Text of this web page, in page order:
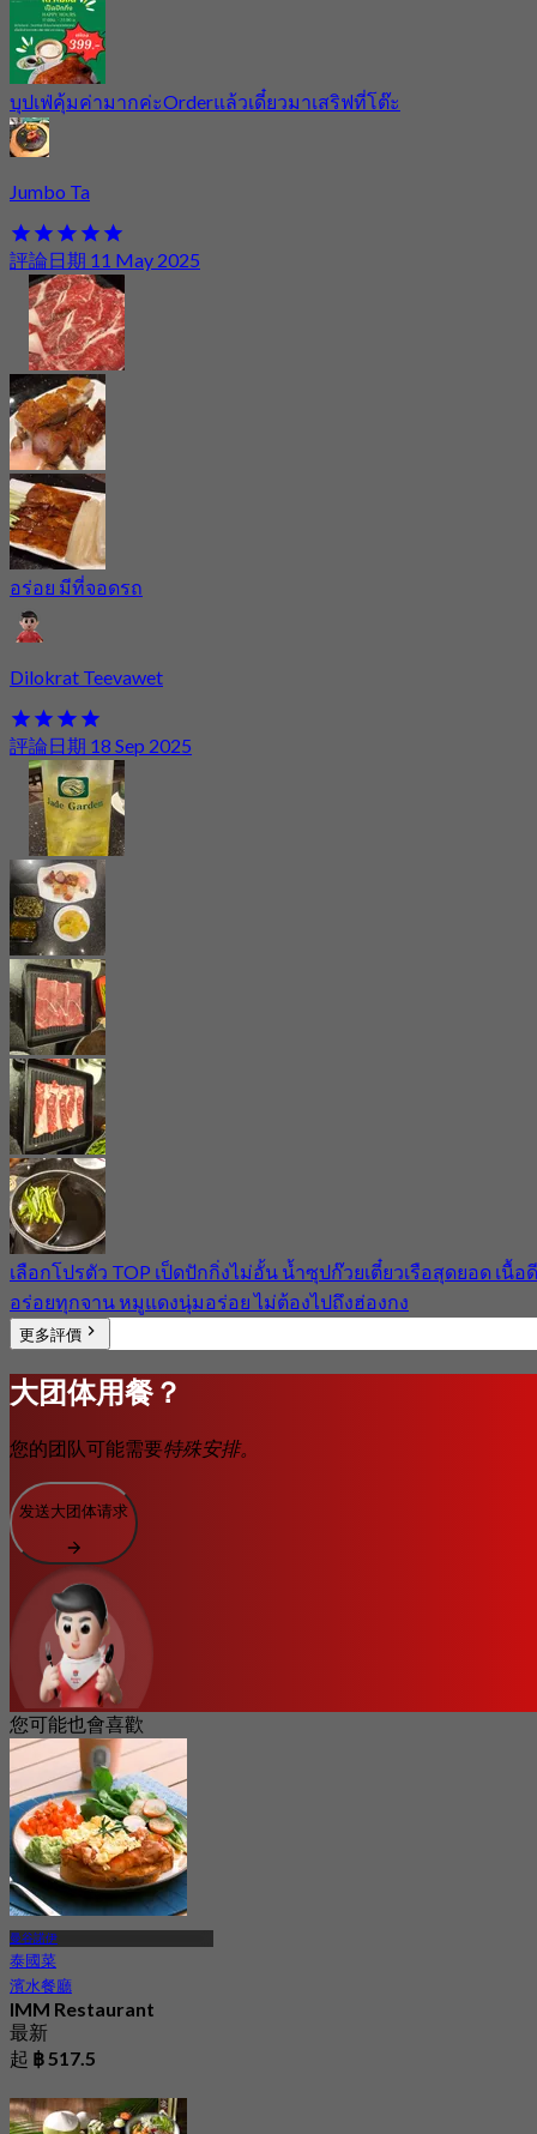
บุปเฟ่คุ้มค่ามากค่ะOrderแล้วเดี๋ยวมาเสริฟที่โต๊ะ
Jumbo Ta
評論日期 11 May 2025
อร่อย มีที่จอดรถ
Dilokrat Teevawet
評論日期 18 Sep 2025
เลือกโปรตัว TOP เป็ดปักกิ่งไม่อั้น น้ำซุปก๊วยเตี๋ยวเรือสุดยอด เนื้อดี
อร่อยทุกจาน หมูแดงนุ่มอร่อย ไม่ต้องไปถึงฮ่องกง
更多評價
大团体用餐？
您的团队可能需要特殊安排。
发送大团体请求
您可能也會喜歡
曼谷諾伊
泰國菜
濱水餐廳
IMM Restaurant
最新
起 ฿ 517.5